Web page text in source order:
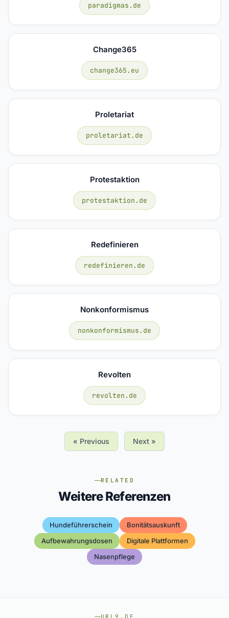
paradigmas.de
Change365
change365.eu
Proletariat
proletariat.de
Protestaktion
protestaktion.de
Redefinieren
redefinieren.de
Nonkonformismus
nonkonformismus.de
Revolten
revolten.de
« Previous Next »
RELATED
Weitere Referenzen
Hundeführerschein
Bonitätsauskunft
Aufbewahrungsdosen
Digitale Plattformen
Nasenpflege
URL9.DE